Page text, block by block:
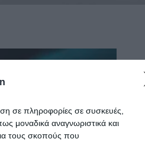
σε πληροφορίες σε συσκευές,
μοναδικά αναγνωριστικά και
τους σκοπούς που